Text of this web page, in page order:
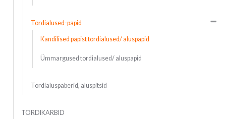
Tordialused-papid
Kandilised papist tordialused/ aluspapid
Ümmargused tordialused/ aluspapid
Tordialuspaberid, aluspitsid
TORDIKARBID